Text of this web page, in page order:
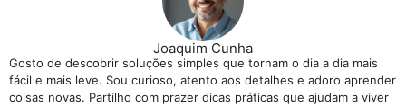
Joaquim Cunha
Gosto de descobrir soluções simples que tornam o dia a dia mais
fácil e mais leve. Sou curioso, atento aos detalhes e adoro aprender
coisas novas. Partilho com prazer dicas práticas que ajudam a viver